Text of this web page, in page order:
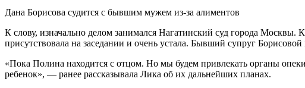
Дана Борисова судится с бывшим мужем из-за алиментов
К слову, изначально делом занимался Нагатинский суд города
присутствовала на заседании и очень устала. Бывший супруг
«Пока Полина находится с отцом. Но мы будем привлекать органы
ребенок», — ранее рассказывала Лика об их дальнейших планах.